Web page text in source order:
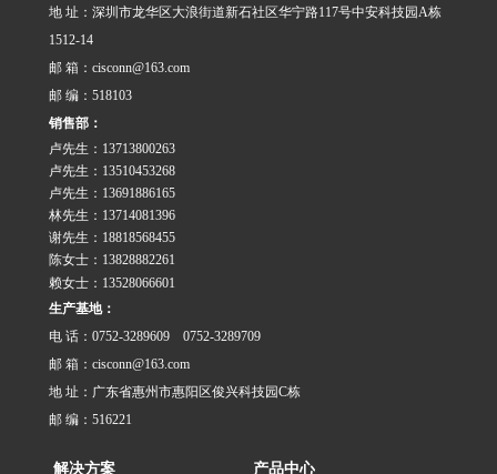
地 址：深圳市龙华区大浪街道新石社区华宁路117号中安科技园A栋
1512-14
邮 箱：cisconn@163.com
邮 编：518103
销售部：
卢先生：13713800263
卢先生：13510453268
卢先生：13691886165
林先生：13714081396
谢先生：18818568455
陈女士：13828882261
赖女士：13528066601
生产基地：
电 话：0752-3289609 0752-3289709
邮 箱：cisconn@163.com
地 址：广东省惠州市惠阳区俊兴科技园C栋
邮 编：516221
解决方案 产品中心